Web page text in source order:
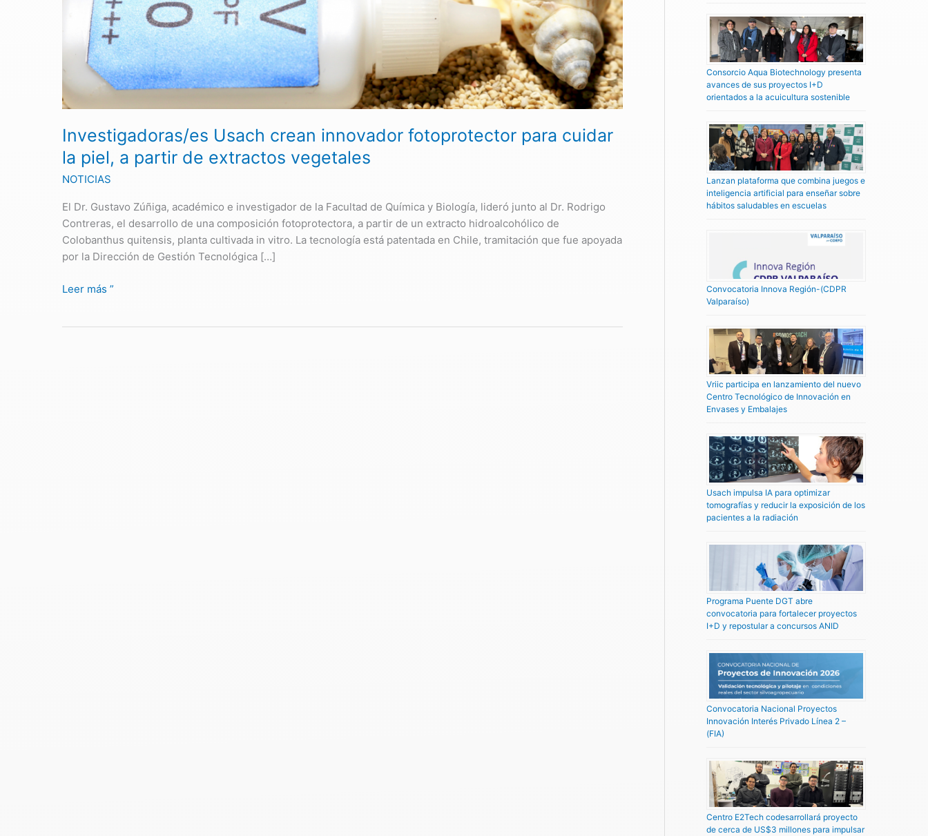
Investigadoras/es Usach crean innovador fotoprotector para cuidar
la piel, a partir de extractos vegetales
NOTICIAS
El Dr. Gustavo Zúñiga, académico e investigador de la Facultad de Química y Biología, lideró junto al Dr. Rodrigo
Contreras, el desarrollo de una composición fotoprotectora, a partir de un extracto hidroalcohólico de
Colobanthus quitensis, planta cultivada in vitro. La tecnología está patentada en Chile, tramitación que fue apoyada
por la Dirección de Gestión Tecnológica […]
cuidar
a
partir
extractos
vegetales
Leer más ”
Consorcio Aqua Biotechnology presenta
avances de sus proyectos I+D
orientados a la acuicultura sostenible
Lanzan plataforma que combina juegos e
inteligencia artificial para enseñar sobre
hábitos saludables en escuelas
Convocatoria Innova Región-(CDPR
Valparaíso)
Vriic participa en lanzamiento del nuevo
Centro Tecnológico de Innovación en
Envases y Embalajes
Usach impulsa IA para optimizar
tomografías y reducir la exposición de los
pacientes a la radiación
Programa Puente DGT abre
convocatoria para fortalecer proyectos
I+D y repostular a concursos ANID
Convocatoria Nacional Proyectos
Innovación Interés Privado Línea 2 –
(FIA)
Centro E2Tech codesarrollará proyecto
de cerca de US$3 millones para impulsar